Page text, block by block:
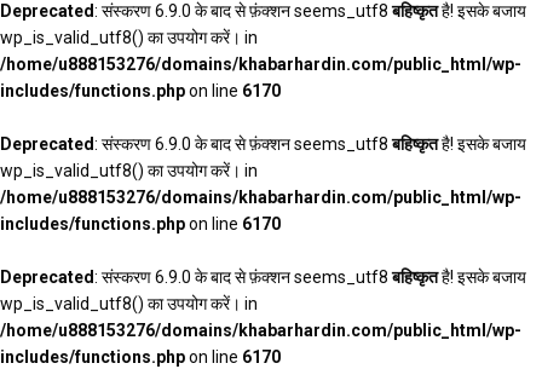
Deprecated: संस्करण 6.9.0 के बाद से फ़ंक्शन seems_utf8बहिष्कृतहै! इसके बजाय
wp_is_valid_utf8() का उपयोग करें। in
/home/u888153276/domains/khabarhardin.com/public_html/wp-
includes/functions.phpon line 6170
Deprecated: संस्करण 6.9.0 के बाद से फ़ंक्शन seems_utf8बहिष्कृतहै! इसके बजाय
wp_is_valid_utf8() का उपयोग करें। in
/home/u888153276/domains/khabarhardin.com/public_html/wp-
includes/functions.phpon line 6170
Deprecated: संस्करण 6.9.0 के बाद से फ़ंक्शन seems_utf8बहिष्कृतहै! इसके बजाय
wp_is_valid_utf8() का उपयोग करें। in
/home/u888153276/domains/khabarhardin.com/public_html/wp-
includes/functions.phpon line 6170